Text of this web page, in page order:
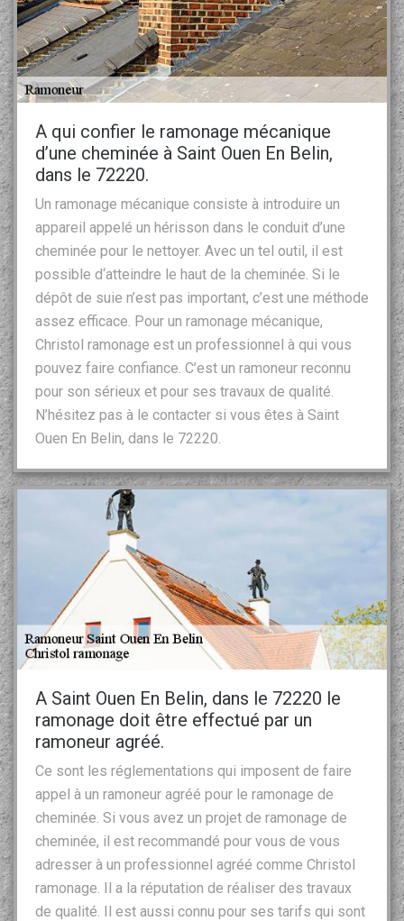
A qui confier le ramonage mécanique
d’une cheminée à Saint Ouen En Belin,
dans le 72220.
Un ramonage mécanique consiste à introduire un
appareil appelé un hérisson dans le conduit d’une
cheminée pour le nettoyer. Avec un tel outil, il est
possible d‘atteindre le haut de la cheminée. Si le
dépôt de suie n’est pas important, c’est une méthode
assez efficace. Pour un ramonage mécanique,
Christol ramonage est un professionnel à qui vous
pouvez faire confiance. C’est un ramoneur reconnu
pour son sérieux et pour ses travaux de qualité.
N’hésitez pas à le contacter si vous êtes à Saint
Ouen En Belin, dans le 72220.
A Saint Ouen En Belin, dans le 72220 le
ramonage doit être effectué par un
ramoneur agréé.
Ce sont les réglementations qui imposent de faire
appel à un ramoneur agréé pour le ramonage de
cheminée. Si vous avez un projet de ramonage de
cheminée, il est recommandé pour vous de vous
adresser à un professionnel agréé comme Christol
ramonage. Il a la réputation de réaliser des travaux
de qualité. Il est aussi connu pour ses tarifs qui sont